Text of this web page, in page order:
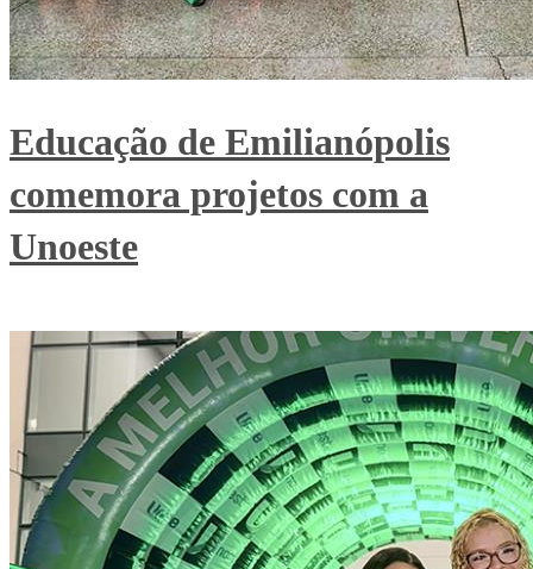
Educação de Emilianópolis
comemora projetos com a
Unoeste